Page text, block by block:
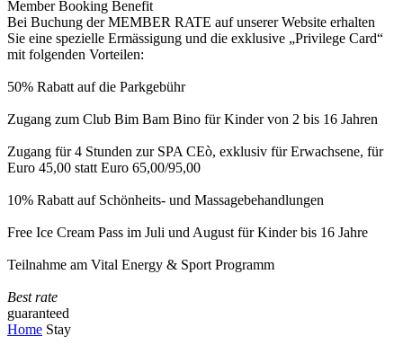
Member Booking Benefit
Bei Buchung der MEMBER RATE auf unserer Website erhalten
Sie eine spezielle Ermässigung und die exklusive „Privilege Card“
mit folgenden Vorteilen:
50% Rabatt auf die Parkgebühr
Zugang zum Club Bim Bam Bino für Kinder von 2 bis 16 Jahren
Zugang für 4 Stunden zur SPA CEò, exklusiv für Erwachsene, für
Euro 45,00 statt Euro 65,00/95,00
10% Rabatt auf Schönheits- und Massagebehandlungen
Free Ice Cream Pass im Juli und August für Kinder bis 16 Jahre
Teilnahme am Vital Energy & Sport Programm
Best rate
guaranteed
Home Stay